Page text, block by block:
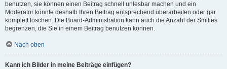
benutzen, sie können einen Beitrag schnell unlesbar machen und ein
Moderator könnte deshalb Ihren Beitrag entsprechend überarbeiten oder gar
komplett löschen. Die Board-Administration kann auch die Anzahl der Smilies
begrenzen, die Sie in einem Beitrag benutzen können.
Nach oben
Kann ich Bilder in meine Beiträge einfügen?